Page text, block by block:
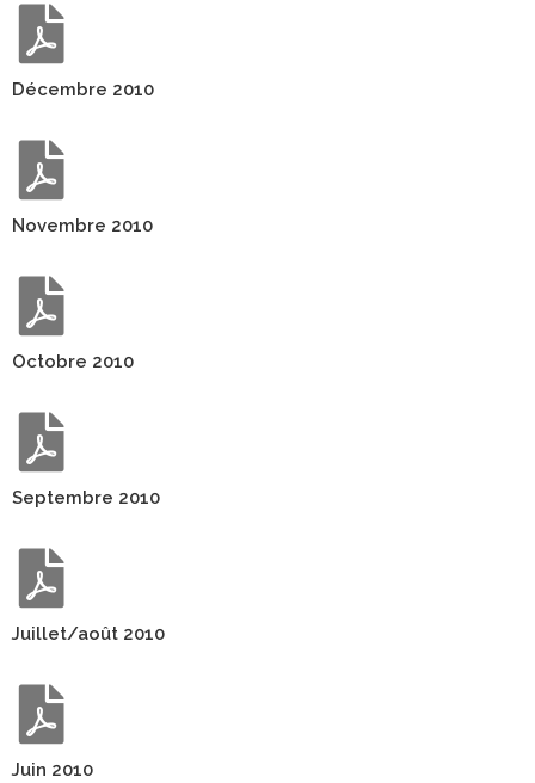
Décembre 2010
Novembre 2010
Octobre 2010
Septembre 2010
Juillet/août 2010
Juin 2010